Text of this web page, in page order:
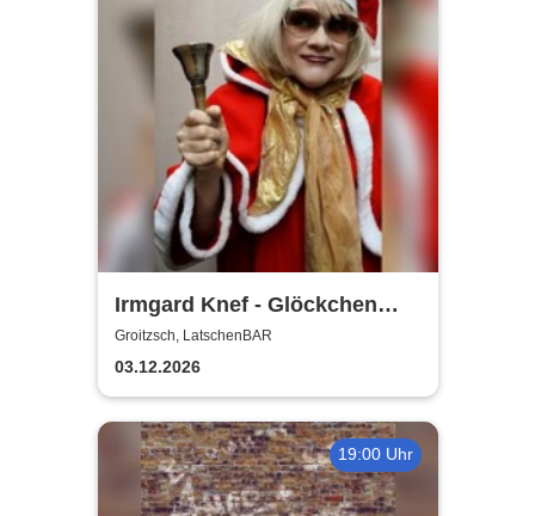
Irmgard Knef - Glöckchen
hier - Glöckchen da |
LatschenBAR
Groitzsch, LatschenBAR
03.12.2026
19:00 Uhr